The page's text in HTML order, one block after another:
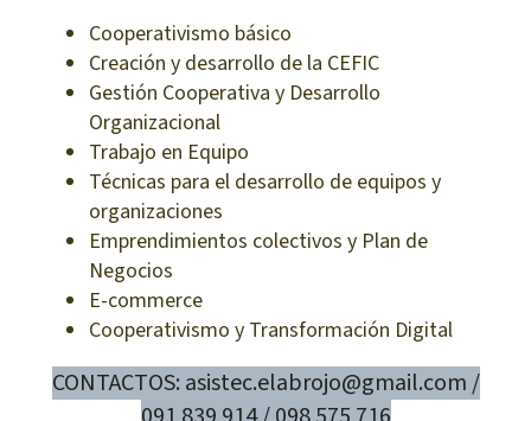
Cooperativismo básico
Creación y desarrollo de la CEFIC
Gestión Cooperativa y Desarrollo
Organizacional
Trabajo en Equipo
Técnicas para el desarrollo de equipos y
organizaciones
Emprendimientos colectivos y Plan de
Negocios
E-commerce
Cooperativismo y Transformación Digital
CONTACTOS: asistec.elabrojo@gmail.com /